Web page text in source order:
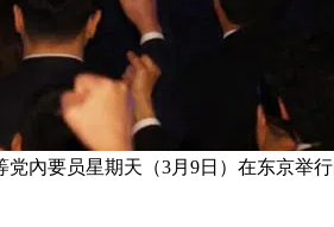
內要员星期天（3月9日）在东京举